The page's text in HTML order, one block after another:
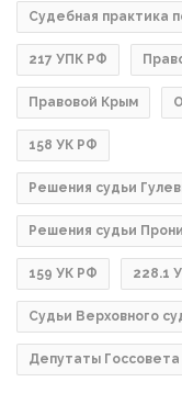
Судебная практика
217 УПК РФ
Правовой Крым
158 УК РФ
Решения судьи
Решения судьи
159 УК РФ 228.1
Судьи Верховного
Депутаты